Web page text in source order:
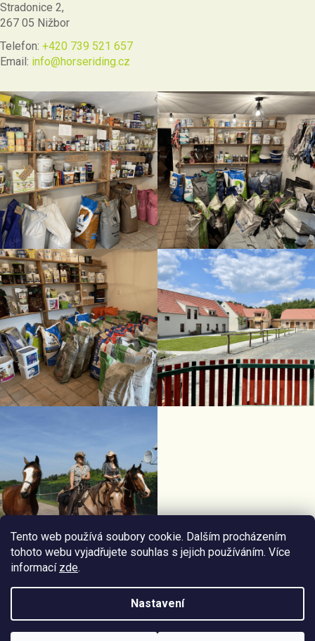
Tento web používá soubory cookie. Dalším procházením
tohoto webu vyjadřujete souhlas s jejich používáním. Více
informací zde.
Nastavení
Stradonice 2,
267 05 Nižbor
Telefon: +420 739 521 657
Email: info@horseriding.cz